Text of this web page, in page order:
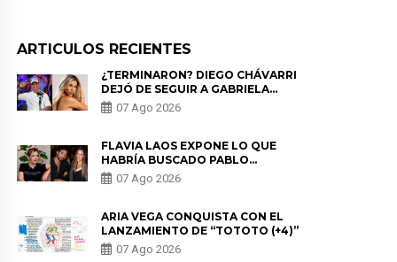
ARTICULOS RECIENTES
¿TERMINARON? DIEGO CHÁVARRI
DEJÓ DE SEGUIR A GABRIELA
HERRERA Y ANUNCIA SU SALIDA
DE PÓDCAST
07 Ago 2026
FLAVIA LAOS EXPONE LO QUE
HABRÍA BUSCADO PABLO
HEREDIA CON ALE FULLER: “UNA
DE LAS PARTES QUERÍA EL
07 Ago 2026
ARIA VEGA CONQUISTA CON EL
LANZAMIENTO DE “TOTOTO (+4)”
07 Ago 2026